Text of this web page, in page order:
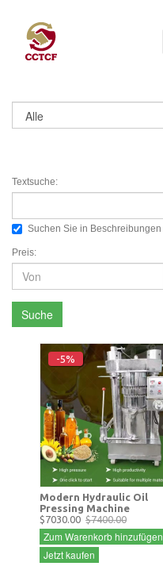
Textsuche:
Suchen Sie in Beschreibungen
Preis:
Suche
-5%
Modern Hydraulic Oil
Pressing Machine
$7030.00 $7400.00
Zum Warenkorb hinzufügen
Jetzt kaufen